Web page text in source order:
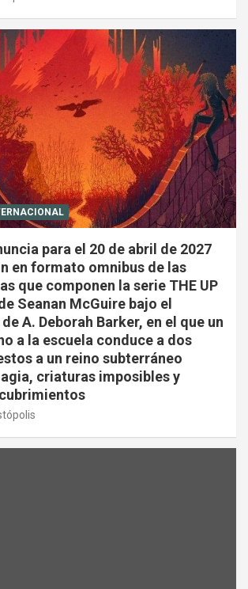
para el 20 de abril de 2027
en formato omnibus de las
que componen la serie THE UP
Seanan McGuire bajo el
A. Deborah Barker, en el que un
a la escuela conduce a dos
a un reino subterráneo
criaturas imposibles y